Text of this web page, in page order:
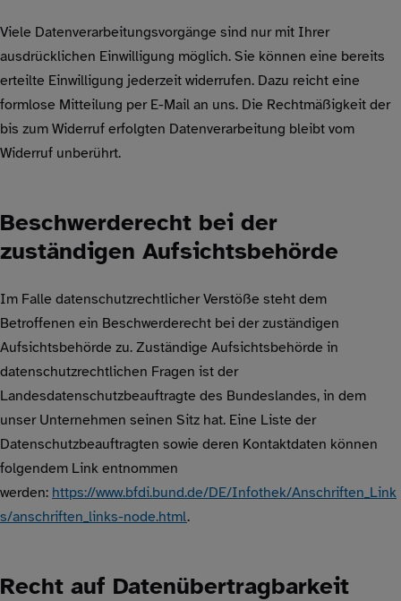
Viele Datenverarbeitungsvorgänge sind nur mit Ihrer
ausdrücklichen Einwilligung möglich. Sie können eine bereits
erteilte Einwilligung jederzeit widerrufen. Dazu reicht eine
formlose Mitteilung per E-Mail an uns. Die Rechtmäßigkeit der
bis zum Widerruf erfolgten Datenverarbeitung bleibt vom
Widerruf unberührt.
Beschwerderecht bei der
zuständigen Aufsichtsbehörde
Im Falle datenschutzrechtlicher Verstöße steht dem
Betroffenen ein Beschwerderecht bei der zuständigen
Aufsichtsbehörde zu. Zuständige Aufsichtsbehörde in
datenschutzrechtlichen Fragen ist der
Landesdatenschutzbeauftragte des Bundeslandes, in dem
unser Unternehmen seinen Sitz hat. Eine Liste der
Datenschutzbeauftragten sowie deren Kontaktdaten können
folgendem Link entnommen
werden: https://www.bfdi.bund.de/DE/Infothek/Anschriften_Link
s/anschriften_links-node.html.
Recht auf Datenübertragbarkeit